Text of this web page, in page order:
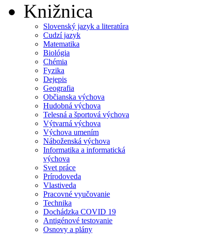
Knižnica
Slovenský jazyk a literatúra
Cudzí jazyk
Matematika
Biológia
Chémia
Fyzika
Dejepis
Geografia
Občianska výchova
Hudobná výchova
Telesná a športová výchova
Výtvarná výchova
Výchova umením
Náboženská výchova
Informatika a informatická
výchova
Svet práce
Prírodoveda
Vlastiveda
Pracovné vyučovanie
Technika
Dochádzka COVID 19
Antigénové testovanie
Osnovy a plány